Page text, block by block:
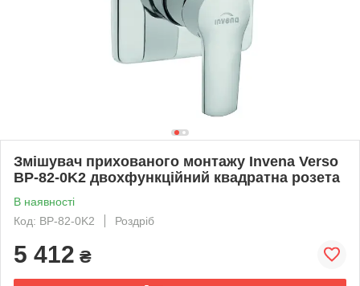
Змішувач прихованого монтажу Invena Verso
BP-82-0K2 двохфункційний квадратна розета
В наявності
Код: BP-82-0K2
Роздріб
5 412 ₴